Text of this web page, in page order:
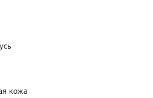
кожа